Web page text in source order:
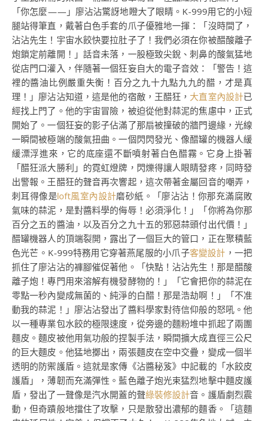
「你怎麼——」廖沾沾驚訝地瞪大了眼睛。K-999用它的小短
腿站得筆直，戴著白色手套的爪子優雅地一揮：「沒時間了，
沾沾先生！宇宙水餃快要拉肚子了！我們必須在你被醋酸離子
炮鎖定前離開！」話音未落，一股極致尖銳、刺鼻的酸氣猛地
從店門口灌入，伴隨著一個狂妄自大的電子音效：「警告！這
裡的醬油比例嚴重失衡！百分之九十九點九九的醋，才是真
理！」廖沾沾知道，這是他的宿敵，王醋狂， 大直室內設計已
經找上門了。他的宇宙冒險，被迫從他對蒜泥的焦慮中，正式
開始了。一個狂妄的影子佔滿了那扇被撞破的牆門邊緣，光線
一瞬間被極端的酸氣扭曲。一個閃閃發光、像醋罐的機器人緩
緩漂浮進來，它的底座還不斷噴射著白色醋霧。它身上掛著
「醋狂派大勝利」的霓虹燈牌，閃爍得讓人眼睛發疼，同時發
出警報。王醋狂的聲音再次響起，這次帶著金屬回音的嘲弄，
刺耳得像是loft風室內設計磨砂紙。「廖沾沾！你那充滿腐敗
氣味的蒜泥，是對醬料學的侮辱！必須淨化！」「你將為你那
百分之五的醬油，以及百分之九十五的邪惡蒜頭付出代價！」
醋罐機器人的頂端裂開，露出了一個巨大的管口，正在聚積藍
色光芒。K-999特務用它穿著燕尾服的小爪子客變設計 ，一把
抓住了廖沾沾的褲腳催促著他。「快點！沾沾先生！那是醋酸
離子炮！專門用來溶解有機發酵物的！」「它會把你的蒜泥在
零點一秒內變成無菌的、純淨的白醋！那是浩劫啊！」「不准
動我的蒜泥！」廖沾沾發出了醬料學家對待信仰般的怒吼。他
以一種專業包水餃的極限速度，從旁邊的麵粉堆中抓起了兩團
麵皮。麵皮被他用氣功般的捏製手法，瞬間擴大成直徑三公尺
的巨大麵皮。他猛地擲出，兩張麵皮在空中交疊，變成一個半
透明的防禦護盾。這就是家傳《沾醬秘笈》中記載的「水餃皮
護盾」，薄韌而充滿彈性。藍色離子炮光束猛烈地擊中麵皮護
盾，發出了一聲像是汽水開蓋的聲綠裝修設計音。護盾劇烈震
動，但奇蹟般地擋住了攻擊，只是散發出濃郁的麵香。「這麵